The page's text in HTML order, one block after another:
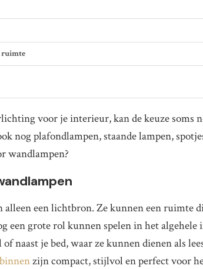
ruimte
voor je interieur, kan de keuze soms
nog plafondlampen, staande lampen,
wandlampen?
een lichtbron. Ze kunnen een ruimte
een grote rol kunnen spelen in het
naast je bed, waar ze kunnen dienen als
zijn compact, stijlvol en perfect voor